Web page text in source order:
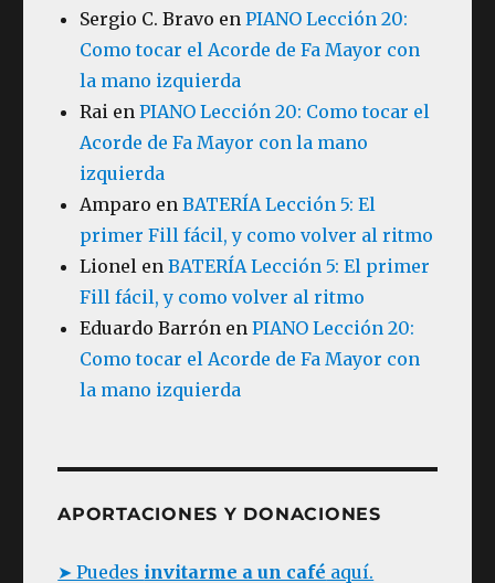
Sergio C. Bravo enPIANO Lección 20:
Como tocar el Acorde de Fa Mayor con
la mano izquierda
Rai enPIANO Lección 20: Como tocar el
Acorde de Fa Mayor con la mano
izquierda
Amparo enBATERÍA Lección 5: El
primer Fill fácil, y como volver al ritmo
Lionel enBATERÍA Lección 5: El primer
Fill fácil, y como volver al ritmo
Eduardo Barrón enPIANO Lección 20:
Como tocar el Acorde de Fa Mayor con
la mano izquierda
APORTACIONES Y DONACIONES
➤ Puedes invitarme a un café aquí.